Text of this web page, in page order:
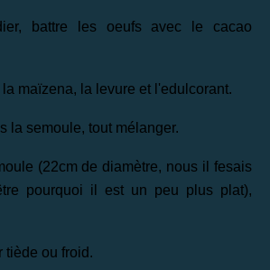
battre les oeufs avec le cacao
maïzena, la levure et l'edulcorant.
la semoule, tout mélanger.
(22cm de diamètre, nous il fesais
pourquoi il est un peu plus plat),
tiède ou froid.